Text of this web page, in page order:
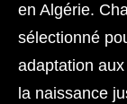
en Algérie.
sélectionné
adaptation
la naissance